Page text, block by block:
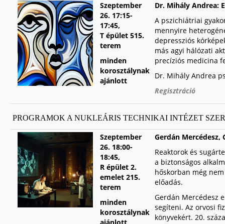
Szeptember
26. 17:15-
17:45,
T épület 515.
terem
minden
korosztálynak
ajánlott
Dr. Mihály Andrea:
A pszichiátriai
mennyire
depressziós
más agyi hálózati
precíziós medicina
Dr. Mihály Andrea
Regisztráció
PROGRAMOK A NUKLEÁRIS TECHNIKAI INTÉZET
Szeptember
26. 18:00-
18:45,
R épület 2.
emelet 215.
terem
minden
korosztálynak
Gerdán Mercédesz,
Reaktorok és
a biztonságos
hőskorban még
előadás.
Gerdán Mercédesz
segíteni. Az orvosi
könyvekért. 20.